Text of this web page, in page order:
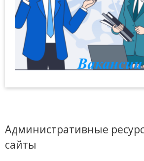
Административные
сайты